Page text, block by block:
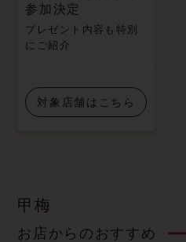
参加決定
プレゼント内容も特別
にご紹介
対象店舗はこちら
甲梅
お店からのおすすめ